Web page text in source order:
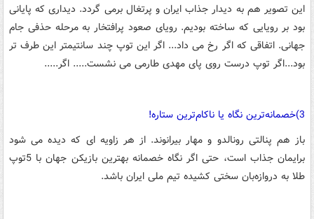
این تصویر هم به دیدار جذاب ایران و پرتغال برمی گردد. دیداری که پایانی
بود بر رویایی که ساخته بودیم. رویای صعود پرافتخار به مرحله حذفی جام
جهانی. اتفاقی که اگر رخ می داد... اگر این توپ چند سانتیمتر این طرف تر
بود...اگر توپ درست روی پای مهدی طارمی می نشست..... اگر.....
3)خصمانه‌ترین نگاه یا ناکام‌ترین ستاره!
باز هم پنالتی رونالدو و مهار بیرانوند. از هر زاویه ای که دیده می شود
برایمان جذاب است، حتی اگر نگاه خصمانه بهترین بازیکن جهان با 5توپ
طلا به دروازه‌بان سختی کشیده تیم ملی ایران باشد.